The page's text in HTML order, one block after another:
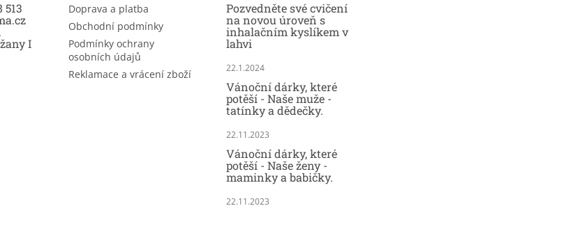
513
I
Doprava a platba
Obchodní podmínky
Podmínky ochrany
osobních údajů
Reklamace a vrácení zboží
Pozvedněte své cvičení
na novou úroveň s
inhalačním kyslíkem v
lahvi
22.1.2024
Vánoční dárky, které
potěší - Naše muže -
tatínky a dědečky.
22.11.2023
Vánoční dárky, které
potěší - Naše ženy -
maminky a babičky.
22.11.2023